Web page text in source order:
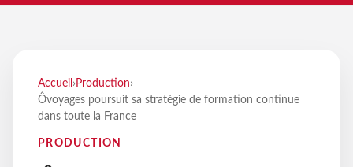
Accueil › Production›
Ôvoyages poursuit sa stratégie de formation continue
dans toute la France
PRODUCTION